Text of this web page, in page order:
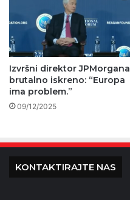
Izvršni direktor JPMorgana
brutalno iskreno: “Europa
ima problem.”
09/12/2025
KONTAKTIRAJTE NAS